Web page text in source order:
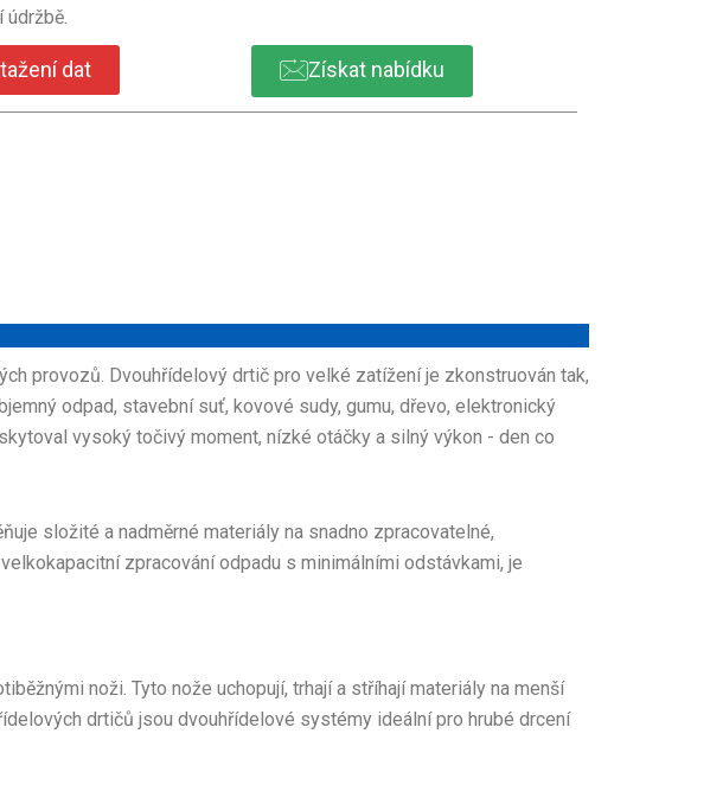
údržbě.
dat Získat nabídku
provozů. Dvouhřídelový drtič pro velké zatížení je zkonstruován tak,
odpad, stavební suť, kovové sudy, gumu, dřevo, elektronický
vysoký točivý moment, nízké otáčky a silný výkon - den co
složité a nadměrné materiály na snadno zpracovatelné,
zpracování odpadu s minimálními odstávkami, je
noži. Tyto nože uchopují, trhají a stříhají materiály na menší
drtičů jsou dvouhřídelové systémy ideální pro hrubé drcení